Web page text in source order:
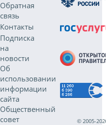
Обратная
связь
Контакты
Подписка
на
новости
Об
использовании
информации
сайта
Общественный
совет
© 2005-